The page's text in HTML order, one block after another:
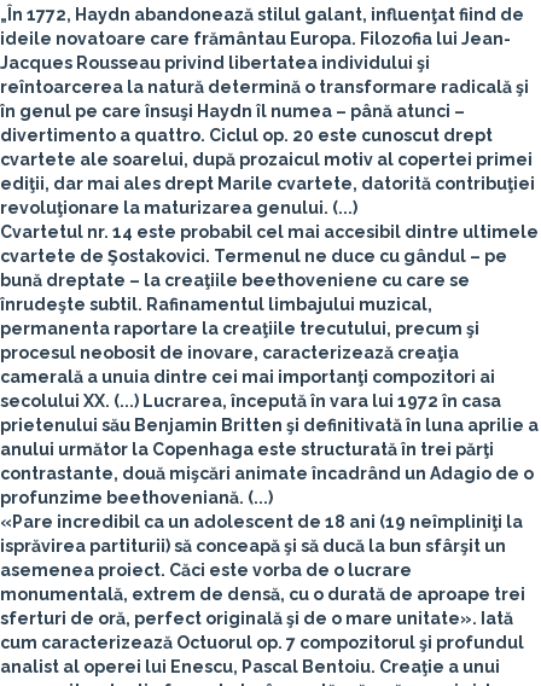
„În 1772, Haydn abandonează stilul galant, influenţat fiind de
ideile novatoare care frământau Europa. Filozofia lui Jean-
Jacques Rousseau privind libertatea individului şi
reîntoarcerea la natură determină o transformare radicală şi
în genul pe care însuşi Haydn îl numea – până atunci –
divertimento a quattro. Ciclul op. 20 este cunoscut drept
cvartete ale soarelui, după prozaicul motiv al copertei primei
ediţii, dar mai ales drept Marile cvartete, datorită contribuţiei
revoluţionare la maturizarea genului. (...)
Cvartetul nr. 14 este probabil cel mai accesibil dintre ultimele
cvartete de Şostakovici. Termenul ne duce cu gândul – pe
bună dreptate – la creaţiile beethoveniene cu care se
înrudeşte subtil. Rafinamentul limbajului muzical,
permanenta raportare la creaţiile trecutului, precum şi
procesul neobosit de inovare, caracterizează creaţia
camerală a unuia dintre cei mai importanţi compozitori ai
secolului XX. (...) Lucrarea, începută în vara lui 1972 în casa
prietenului său Benjamin Britten şi definitivată în luna aprilie a
anului următor la Copenhaga este structurată în trei părţi
contrastante, două mişcări animate încadrând un Adagio de o
profunzime beethoveniană. (...)
«Pare incredibil ca un adolescent de 18 ani (19 neîmpliniţi la
isprăvirea partiturii) să conceapă şi să ducă la bun sfârşit un
asemenea proiect. Căci este vorba de o lucrare
monumentală, extrem de densă, cu o durată de aproape trei
sferturi de oră, perfect originală şi de o mare unitate». Iată
cum caracterizează Octuorul op. 7 compozitorul şi profundul
analist al operei lui Enescu, Pascal Bentoiu. Creaţie a unui